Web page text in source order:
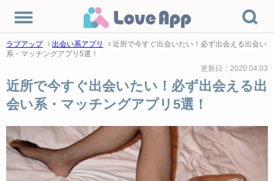
ラブアップ 出会い系アプリ
近所で今すぐ出会いたい！必ず出会える出会い
系・マッチングアプリ5選！
更新日：2020.04.03
近所で今すぐ出会いたい！必ず出会える出
会い系・マッチングアプリ5選！